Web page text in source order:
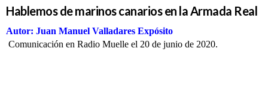
Hablemos de marinos canarios en la Armada Real
Autor: Juan Manuel Valladares Expósito
Comunicación en Radio Muelle el 20 de junio de 2020.